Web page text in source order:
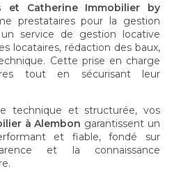
et Catherine Immobilier by
prestataires pour la gestion
service de gestion locative
locataires, rédaction des baux,
Cette prise en charge
tout en sécurisant leur
technique et structurée, vos
à Alembon garantissent un
et fiable, fondé sur
et la connaissance